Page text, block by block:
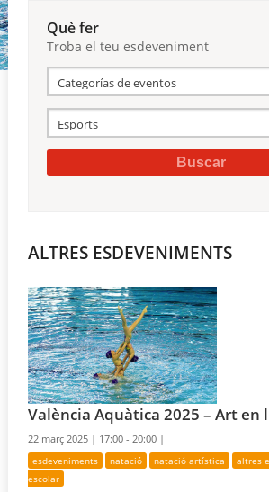
Reserves
Què fer
Troba el teu esdeveniment
ALTRES ESDEVENIMENTS
València Aquàtica 2025 – Art en
22 març 2025 | 17:00 - 20:00 |
esdeveniments natació natació artística altres
escolar